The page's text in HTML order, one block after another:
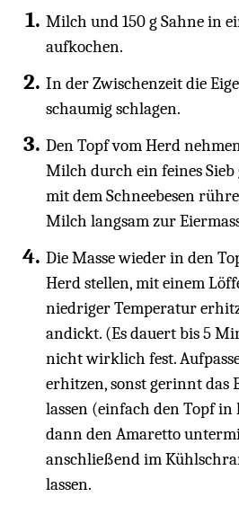
Milch und 150 g Sahne in
aufkochen.
In der Zwischenzeit die
schaumig schlagen.
Den Topf vom Herd
Milch durch ein feines Sieb
mit dem Schneebesen
Milch langsam zur
Die Masse wieder in den
Herd stellen, mit einem
niedriger Temperatur
andickt. (Es dauert bis 5
nicht wirklich fest.
erhitzen, sonst gerinnt das
lassen (einfach den Topf in
dann den Amaretto
anschließend im
lassen.